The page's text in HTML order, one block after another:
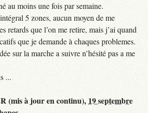
au moins une fois par semaine.
5 zones, aucun moyen de me
retards que l’on me retire, mais j’ai quand
que je demande à chaques problemes.
sur la marche a suivre n’hésité pas a me
...
(mis à jour en continu), 19 septembre